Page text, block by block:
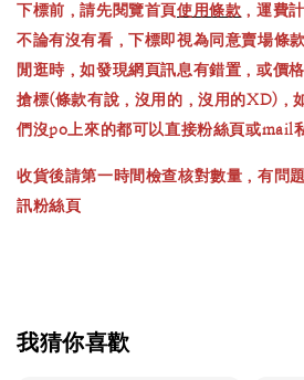
下標前，請先閱覽首頁使用條款 ，運費
不論有沒有看，下標即視為同意賣場條
閒逛時，如發現網頁訊息有錯置，或價
搶標(條款有說，沒用的，沒用的XD)，
們沒po上來的都可以直接粉絲頁或mail
收貨後請第一時間檢查核對數量，有問
訊粉絲頁
我猜你喜歡